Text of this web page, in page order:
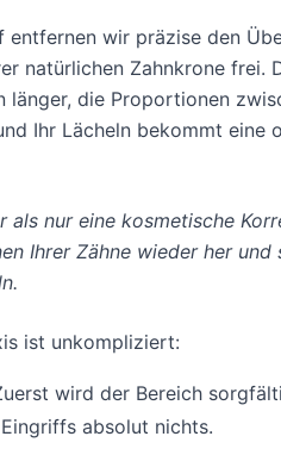
entfernen wir präzise den
natürlichen Zahnkrone frei.
länger, die Proportionen
Ihr Lächeln bekommt eine
als nur eine kosmetische
Ihrer Zähne wieder her
ist unkompliziert:
wird der Bereich
absolut nichts.